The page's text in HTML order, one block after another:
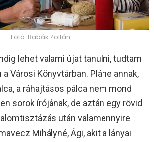
Fotó: Babák Zoltán
lehet valami újat tanulni, tudtam
Városi Könyvtárban. Pláne annak,
a ráhajtásos pálca nem mond
sorok írójának, de aztán egy rövid
után valamennyire
Mihályné, Ági, akit a lányai